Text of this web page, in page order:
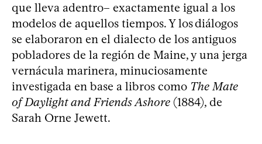
que lleva adentro– exactamente igual a los
modelos de aquellos tiempos. Y los diálogos
se elaboraron en el dialecto de los antiguos
pobladores de la región de Maine, y una jerga
vernácula marinera, minuciosamente
investigada en base a libros como The Mate
of Daylight and Friends Ashore (1884), de
Sarah Orne Jewett.